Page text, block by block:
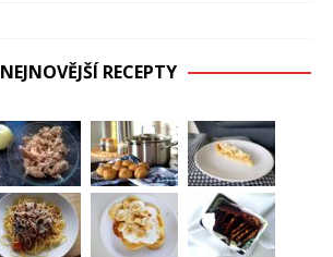
NEJNOVĚJŠÍ RECEPTY